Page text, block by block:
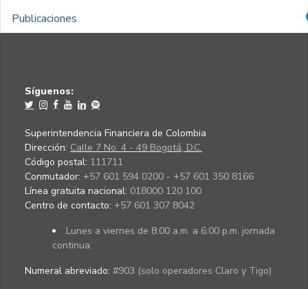
Publicaciones
Síguenos:
Superintendencia Financiera de Colombia
Dirección: Calle 7 No. 4 - 49 Bogotá, D.C.
Código postal: 111711
Conmutador: +57 601 594 0200 - +57 601 350 8166
Línea gratuita nacional: 018000 120 100
Centro de contacto: +57 601 307 8042
Lunes a viernes de 8:00 a.m. a 6:00 p.m. jornada
continua.
Numeral abreviado: #903 (solo operadores Claro y Tigo)